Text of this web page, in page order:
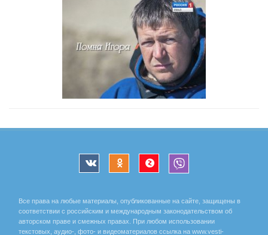
Все права на любые материалы, опубликованные на сайте, защищены в
соответствии с российским и международным законодательством об
авторском праве и смежных правах. При любом использовании
текстовых, аудио-, фото- и видеоматериалов ссылка на www.vesti-